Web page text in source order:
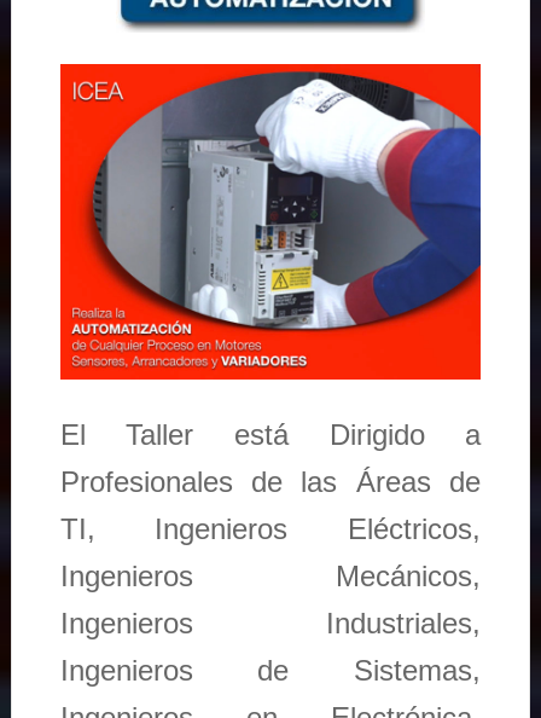
El Taller está Dirigido a
Profesionales de las Áreas de
TI, Ingenieros Eléctricos,
Ingenieros Mecánicos,
Ingenieros Industriales,
Ingenieros de Sistemas,